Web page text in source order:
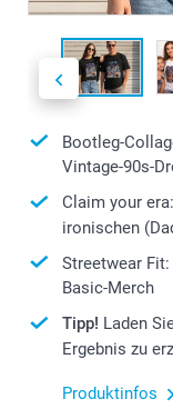
Bootleg-
Vintage-90s-
Claim your
ironischen
Streetwear
Basic-Merch
Tipp! Laden
Ergebnis zu
Produktinfos